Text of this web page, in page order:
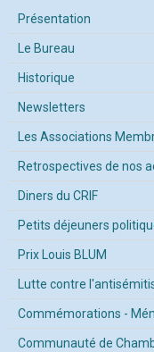
Présentation
Le Bureau
Historique
Newsletters
Les Associations
Retrospectives de nos
Diners du CRIF
Petits déjeuners
Prix Louis BLUM
Lutte contre
Commémorations -
Communauté de